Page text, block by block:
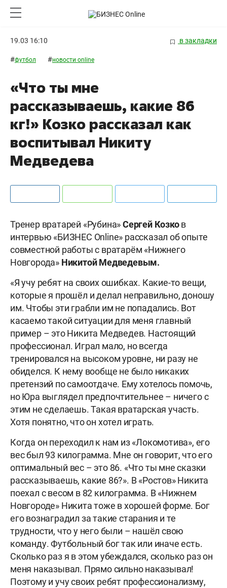
19.03 16:10 в закладки
#футбол #новости online
«Что ты мне
рассказываешь, какие 86
кг!» Козко рассказал как
воспитывал Никиту
Медведева
Тренер вратарей «Рубина»Сергей Козков
интервью «БИЗНЕС Online» рассказал об опыте
совместной работы с вратарём «Нижнего
Новгорода» Никитой Медведевым.
«Я учу ребят на своих ошибках. Какие-то вещи,
которые я прошёл и делал неправильно, доношу
им. Чтобы эти грабли им не попадались. Вот
касаемо такой ситуации для меня главный
пример – это Никита Медведев. Настоящий
профессионал. Играл мало, но всегда
тренировался на высоком уровне, ни разу не
обиделся. К нему вообще не было никаких
претензий по самоотдаче. Ему хотелось помочь,
но Юра выглядел предпочтительнее – ничего с
этим не сделаешь. Такая вратарская участь.
Хотя понятно, что он хотел играть.
Когда он переходил к нам из «Локомотива», его
вес был 93 килограмма. Мне он говорит, что его
оптимальный вес – это 86. «Что ты мне сказки
рассказываешь, какие 86?». В «Ростов» Никита
поехал с весом в 82 килограмма. В «Нижнем
Новгороде» Никита тоже в хорошей форме. Бог
его вознаградил за такие старания и те
трудности, что у него были – нашёл свою
команду. Футбольный бог так или иначе есть.
Сколько раз я в этом убеждался, сколько раз он
меня наказывал. Прямо сильно наказывал!
Поэтому и учу своих ребят профессионализму,